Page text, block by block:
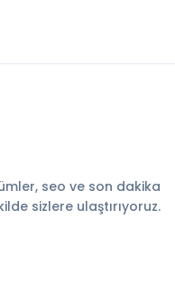
seo ve son dakika
sizlere ulaştırıyoruz.